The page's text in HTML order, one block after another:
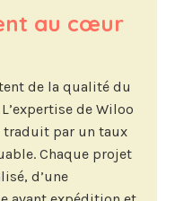
au cœur
de la qualité du
L’expertise de Wiloo
traduit par un taux
Chaque projet
d’une